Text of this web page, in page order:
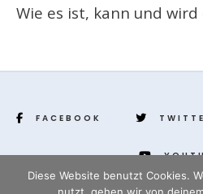
Wie es ist, kann und wird
FACEBOOK
Diese Website benutzt Cookies.